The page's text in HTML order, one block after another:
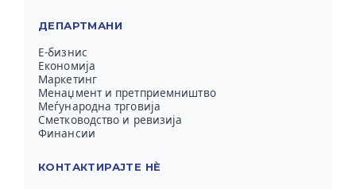
ДЕПАРТМАНИ
Е-бизнис
Економија
Маркетинг
Менаџмент и претприемништво
Меѓународна трговија
Сметководство и ревизија
Финансии
КОНТАКТИРАЈТЕ НЀ